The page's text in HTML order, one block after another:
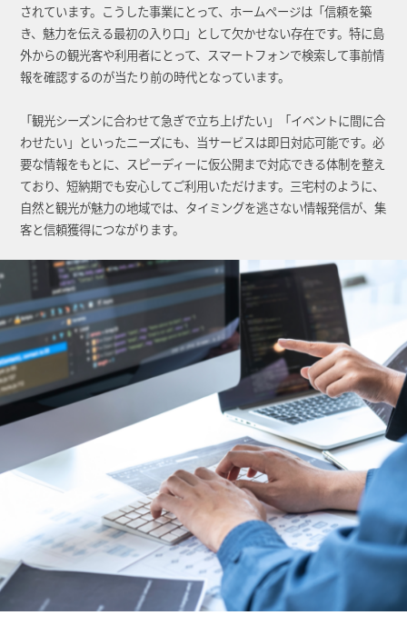
されています。こうした事業にとって、ホームページは「信頼を築
き、魅力を伝える最初の入り口」として欠かせない存在です。特に島
外からの観光客や利用者にとって、スマートフォンで検索して事前情
報を確認するのが当たり前の時代となっています。
「観光シーズンに合わせて急ぎで立ち上げたい」「イベントに間に合
わせたい」といったニーズにも、当サービスは即日対応可能です。必
要な情報をもとに、スピーディーに仮公開まで対応できる体制を整え
ており、短納期でも安心してご利用いただけます。三宅村のように、
自然と観光が魅力の地域では、タイミングを逃さない情報発信が、集
客と信頼獲得につながります。